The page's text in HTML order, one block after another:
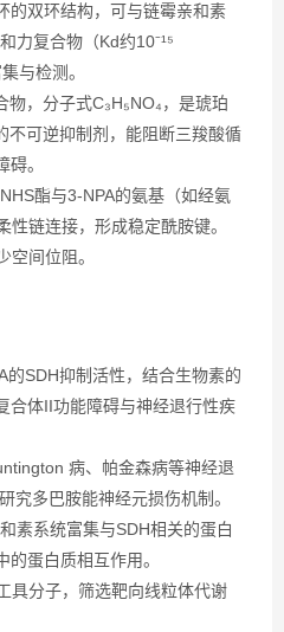
的双环结构，可与链霉亲和素
力复合物（Kd约10⁻¹⁵
与检测。
，分子式C₃H₅NO₄，是琥珀
不可逆抑制剂，能阻断三羧酸循
。
酯与3-NPA的氨基（如经氨
链连接，形成稳定酰胺键。
空间位阻。
的SDH抑制活性，结合生物素的
合体II功能障碍与神经退行性疾
病、帕金森病等神经退
究多巴胺能神经元损伤机制。
素系统富集与SDH相关的蛋白
蛋白质相互作用。
具分子，筛选靶向线粒体代谢